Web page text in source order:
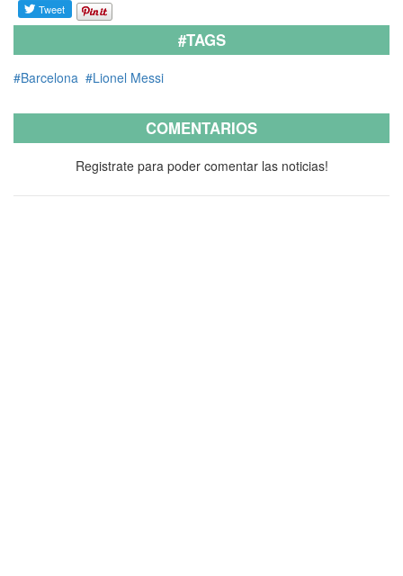
#TAGS
#Barcelona #Lionel Messi
COMENTARIOS
Registrate para poder comentar las noticias!